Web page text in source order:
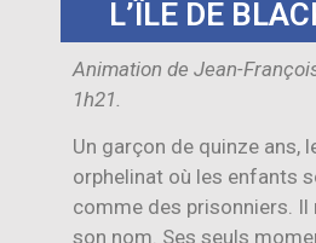
L’ÎLE DE
Animation de Jean-
1h21.
Un garçon de quinze ans,
orphelinat où les enfants
comme des prisonniers. Il
son nom. Ses seuls